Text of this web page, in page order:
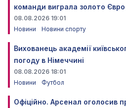
команди виграла золото Євро
08.08.2026 19:01
Новини
Новини спорту
Вихованець академії
погоду в Німеччині
08.08.2026 18:01
Новини
Футбол
Офіційно. Арсенал оголосив